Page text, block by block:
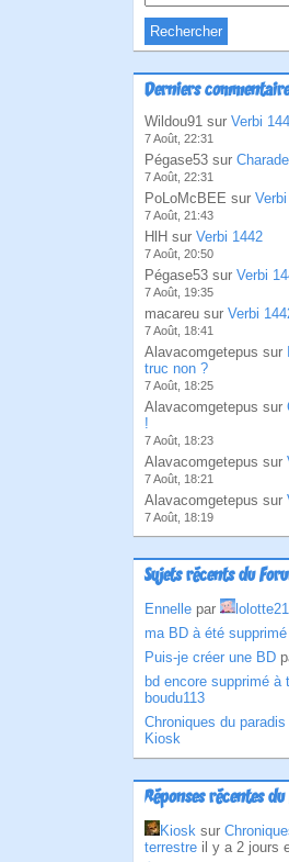
Derniers
Wildou91 sur Verbi
7 Août, 22:31
Pégase53 sur
7 Août, 22:31
PoLoMcBEE sur
7 Août, 21:43
HlH sur Verbi 1442
7 Août, 20:50
Pégase53 sur Verbi
7 Août, 19:35
macareu sur Verbi
7 Août, 18:41
Alavacomgetepus sur
truc non ?
7 Août, 18:25
Alavacomgetepus sur
!
7 Août, 18:23
Alavacomgetepus sur
7 Août, 18:21
Alavacomgetepus sur
7 Août, 18:19
Sujets récents du
Ennelle par
lolotte21
ma BD à été supprimé
Puis-je créer une BD
bd encore supprimé à
boudu113
Chroniques du
Kiosk
Réponses récentes
Kiosk sur
terrestre il y a 2 jours